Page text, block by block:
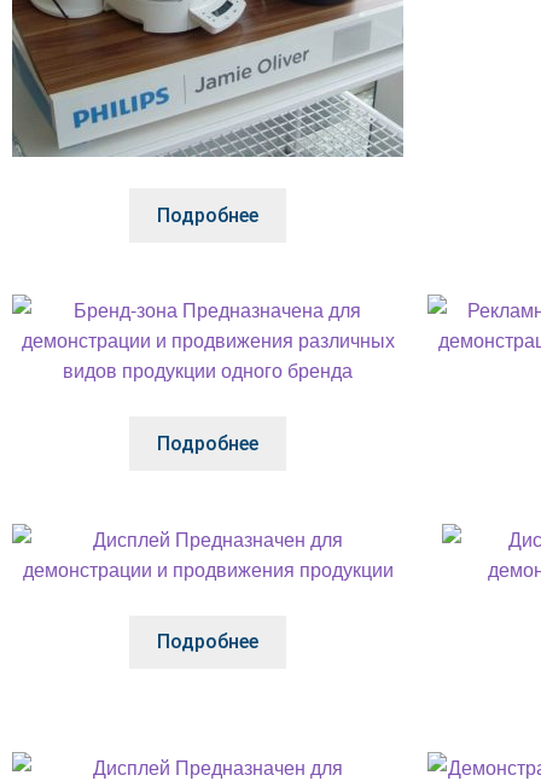
Подробнее
Подробнее
Подробнее